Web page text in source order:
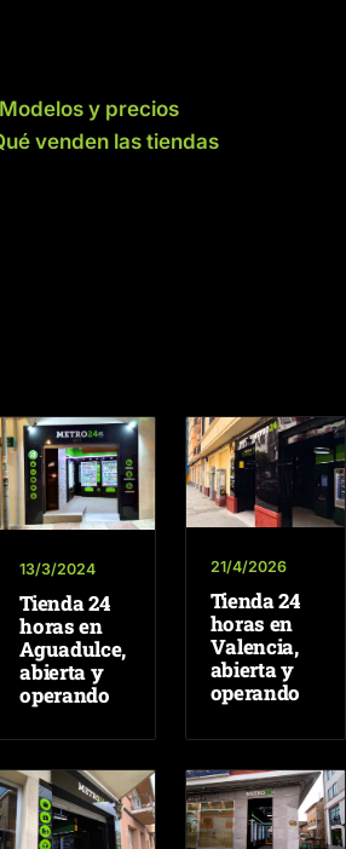
Modelos y precios
venden las tiendas
13/3/2024
Tienda 24
horas en
Aguadulce,
abierta y
operando
21/4/2026
Tienda 24
horas en
Valencia,
abierta y
operando